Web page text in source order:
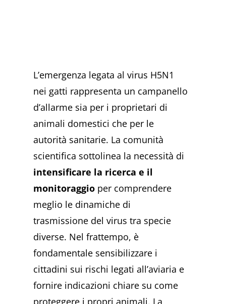
L’emergenza legata al virus H5N1
nei gatti rappresenta un campanello
d’allarme sia per i proprietari di
animali domestici che per le
autorità sanitarie. La comunità
scientifica sottolinea la necessità di
intensificare la ricerca e il
monitoraggio per comprendere
meglio le dinamiche di
trasmissione del virus tra specie
diverse. Nel frattempo, è
fondamentale sensibilizzare i
cittadini sui rischi legati all’aviaria e
fornire indicazioni chiare su come
proteggere i propri animali. La